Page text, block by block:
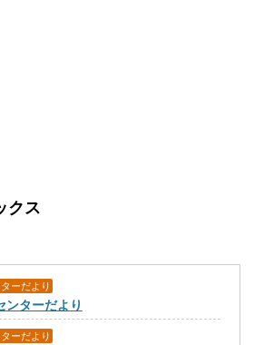
クス
ーだより
ターだより
ーだより